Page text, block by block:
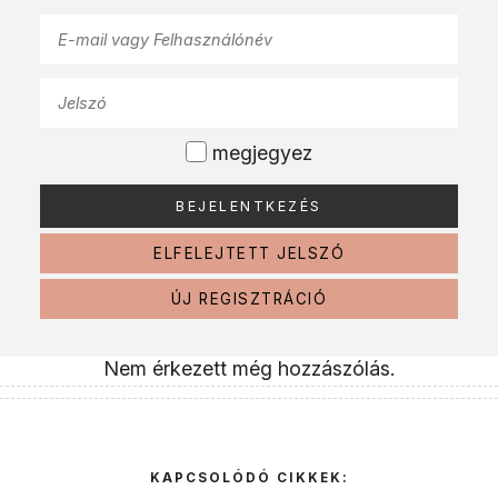
megjegyez
ELFELEJTETT JELSZÓ
ÚJ REGISZTRÁCIÓ
Nem érkezett még hozzászólás.
KAPCSOLÓDÓ CIKKEK: